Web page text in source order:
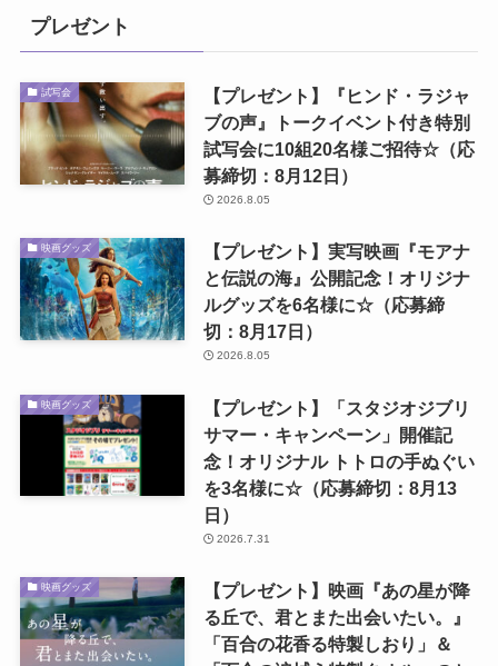
プレゼント
試写会
【プレゼント】『ヒンド・ラジャ
ブの声』トークイベント付き特別
試写会に10組20名様ご招待☆（応
募締切：8月12日）
2026.8.05
映画グッズ
【プレゼント】実写映画『モアナ
と伝説の海』公開記念！オリジナ
ルグッズを6名様に☆（応募締
切：8月17日）
2026.8.05
映画グッズ
【プレゼント】「スタジオジブリ
サマー・キャンペーン」開催記
念！オリジナル トトロの手ぬぐい
を3名様に☆（応募締切：8月13
日）
2026.7.31
映画グッズ
【プレゼント】映画『あの星が降
る丘で、君とまた出会いたい。』
「百合の花香る特製しおり」＆